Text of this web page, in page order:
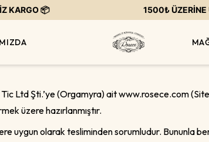
📦 1500₺ ÜZERİNE
Ltd Şti.’ye (Orgamyra) ait www.rosece.com
üzere hazırlanmıştır.
uygun olarak tesliminden sorumludur. Bununla